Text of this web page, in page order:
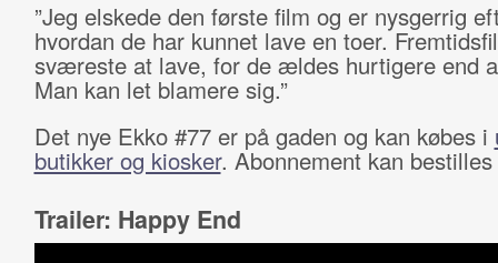
”Jeg elskede den første film og er nysgerrig
hvordan de har kunnet lave en toer.
sværeste at lave, for de ældes hurtigere end
Man kan let blamere sig.”
Det nye Ekko #77 er på gaden og kan købes i
butikker og kiosker. Abonnement kan bestilles
Trailer: Happy End